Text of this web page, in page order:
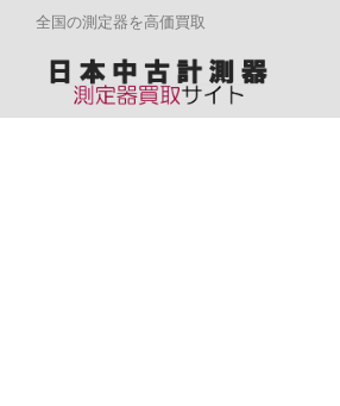
全国の測定器を高価買取